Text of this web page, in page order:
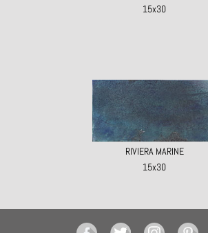
15x30
RIVIERA MARINE
15x30